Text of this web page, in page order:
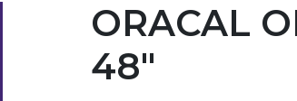
ORACAL
48"